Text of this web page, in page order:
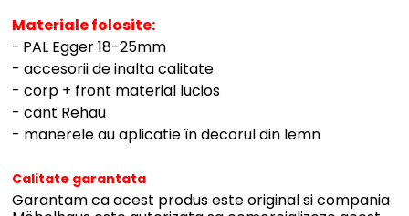
Materiale folosite:
- PAL Egger 18-25mm
- accesorii de inalta calitate
- corp + front material lucios
- cant Rehau
- manerele au aplicatie în decorul din lemn
Calitate garantata
Garantam ca acest produs este original si compania